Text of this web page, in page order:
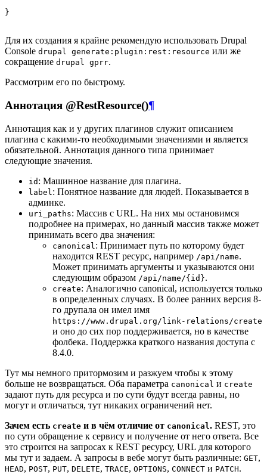
}
Для их создания я крайне рекомендую использовать Drupal
Console drupal generate:plugin:rest:resource или же
сокращение drupal gprr.
Рассмотрим его по быстрому.
Аннотация @RestResource()¶
Аннотация как и у других плагинов служит описанием
плагина с какими-то необходимыми значениями и является
обязательной. Аннотация данного типа принимает
следующие значения.
id : Машинное название для плагина.
label : Понятное название для людей. Показывается в
админке.
uri_paths: Массив с URL. На них мы остановимся
подробнее на примерах, но данный массив также может
принимать всего два значения:
canonical : Принимает путь по которому будет
находится REST ресурс, например /api/name.
Может принимать аргументы и указываются они
следующим образом /api/name/{id}.
create: Аналогично canonical, используется только
в определенных случаях. В более ранних версия 8-
го друпала он имел имя
https://www.drupal.org/link-relations/create
и оно до сих пор поддерживается, но в качестве
фолбека. Поддержка краткого названия доступа с
8.4.0.
Тут мы немного притормозим и разжуем чтобы к этому
больше не возвращаться. Оба параметра canonical и create
задают путь для ресурса и по сути будут всегда равны, но
могут и отличаться, тут никаких ограничений нет.
Зачем есть create и в чём отличие от canonical . REST, это
по сути обращение к сервису и получение от него ответа. Все
это строится на запросах к REST ресурсу, URL для которого
мы тут и задаем. А запросы в вебе могут быть различные: GET,
HEAD, POST, PUT, DELETE, TRACE, OPTIONS, CONNECT и PATCH.